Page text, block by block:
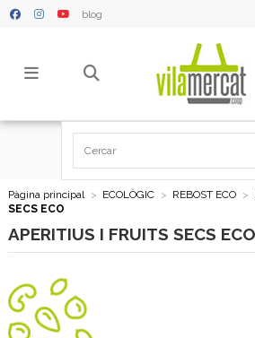
blog
Pàgina principal ECOLÒGIC REBOST ECO
SECS ECO
APERITIUS I FRUITS SECS ECO